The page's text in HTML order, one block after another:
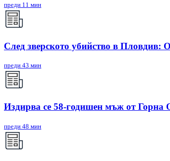
преди 11 мин
След зверското убийство в Пловдив:
преди 43 мин
Издирва се 58-годишен мъж от Горна
преди 48 мин